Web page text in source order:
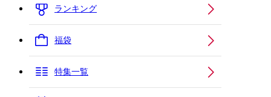
ランキング
福袋
特集一覧